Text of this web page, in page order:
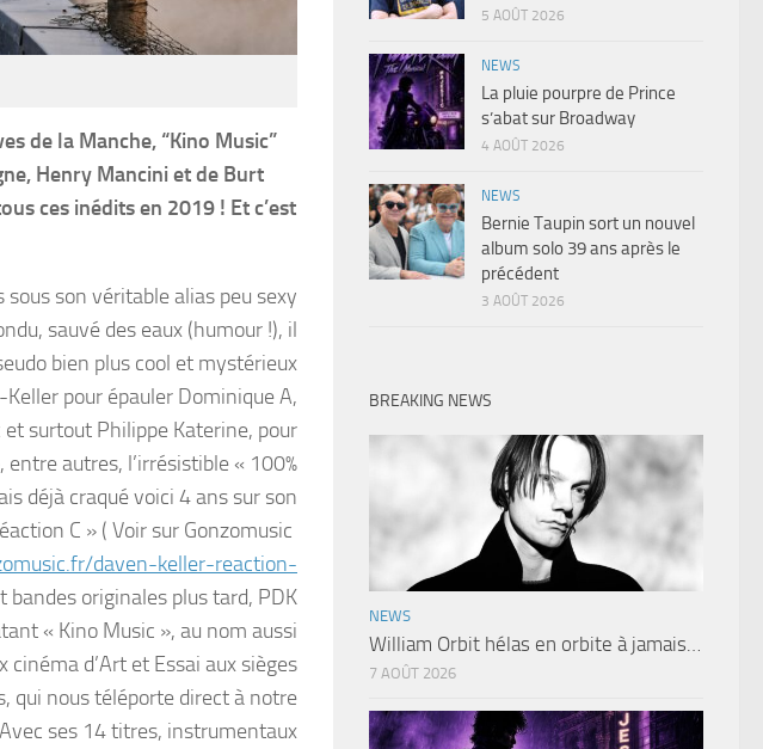
de la Manche, “Kino Music”
Henry Mancini et de Burt
ces inédits en 2019 ! Et c’est
sous son véritable alias peu sexy
sauvé des eaux (humour !), il
bien plus cool et mystérieux
pour épauler Dominique A,
et surtout Philippe Katerine, pour
entre autres, l’irrésistible « 100%
déjà craqué voici 4 ans sur son
C » ( Voir sur Gonzomusic
daven-keller-reaction-
bandes originales plus tard, PDK
« Kino Music », au nom aussi
cinéma d’Art et Essai aux sièges
qui nous téléporte direct à notre
ses 14 titres, instrumentaux
5 AOÛT 2026
NEWS
La pluie pourpre de Prince
s’abat sur Broadway
4 AOÛT 2026
NEWS
Bernie Taupin sort un nouvel
album solo 39 ans après le
précédent
3 AOÛT 2026
BREAKING NEWS
NEWS
William Orbit hélas en orbite à jamais…
7 AOÛT 2026